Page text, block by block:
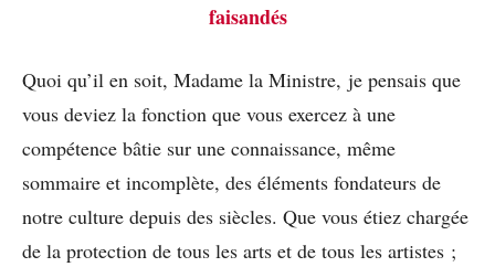
faisandés
Quoi qu’il en soit, Madame la Ministre, je pensais que
vous deviez la fonction que vous exercez à une
compétence bâtie sur une connaissance, même
sommaire et incomplète, des éléments fondateurs de
notre culture depuis des siècles. Que vous étiez chargée
de la protection de tous les arts et de tous les artistes ;